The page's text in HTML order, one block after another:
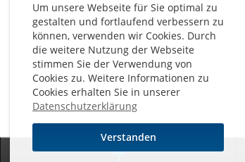
Um unsere Webseite für Sie optimal zu
gestalten und fortlaufend verbessern zu
können, verwenden wir Cookies. Durch
die weitere Nutzung der Webseite
stimmen Sie der Verwendung von
Cookies zu. Weitere Informationen zu
Cookies erhalten Sie in unserer
Datenschutzerklärung
Verstanden